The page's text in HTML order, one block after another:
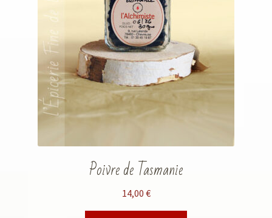
Poivre de Tasmanie
14,00 €